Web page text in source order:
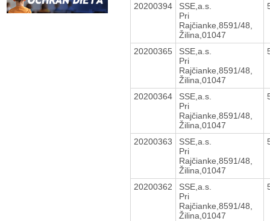
20200394
SSE,a.s.
Pri
Rajčianke,8591/48,
Žilina,01047
20200365
SSE,a.s.
Pri
Rajčianke,8591/48,
Žilina,01047
20200364
SSE,a.s.
Pri
Rajčianke,8591/48,
Žilina,01047
20200363
SSE,a.s.
Pri
Rajčianke,8591/48,
Žilina,01047
20200362
SSE,a.s.
Pri
Rajčianke,8591/48,
Žilina,01047